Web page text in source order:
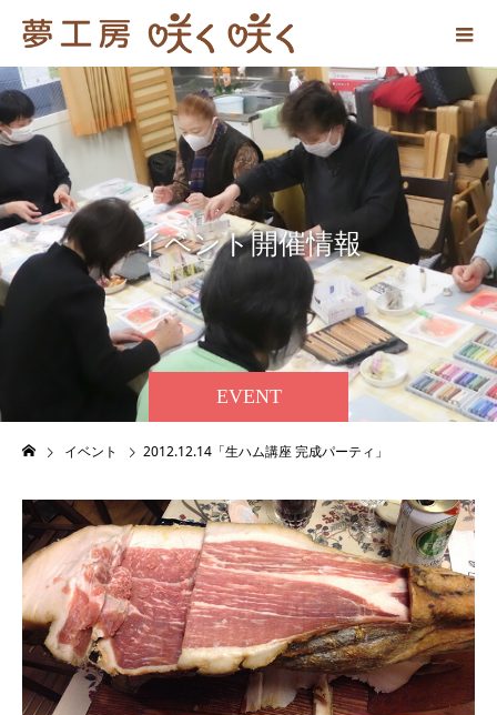
EVENT
イベント開催情報
イベント 2012.12.14「生ハム講座 完成パーティ」